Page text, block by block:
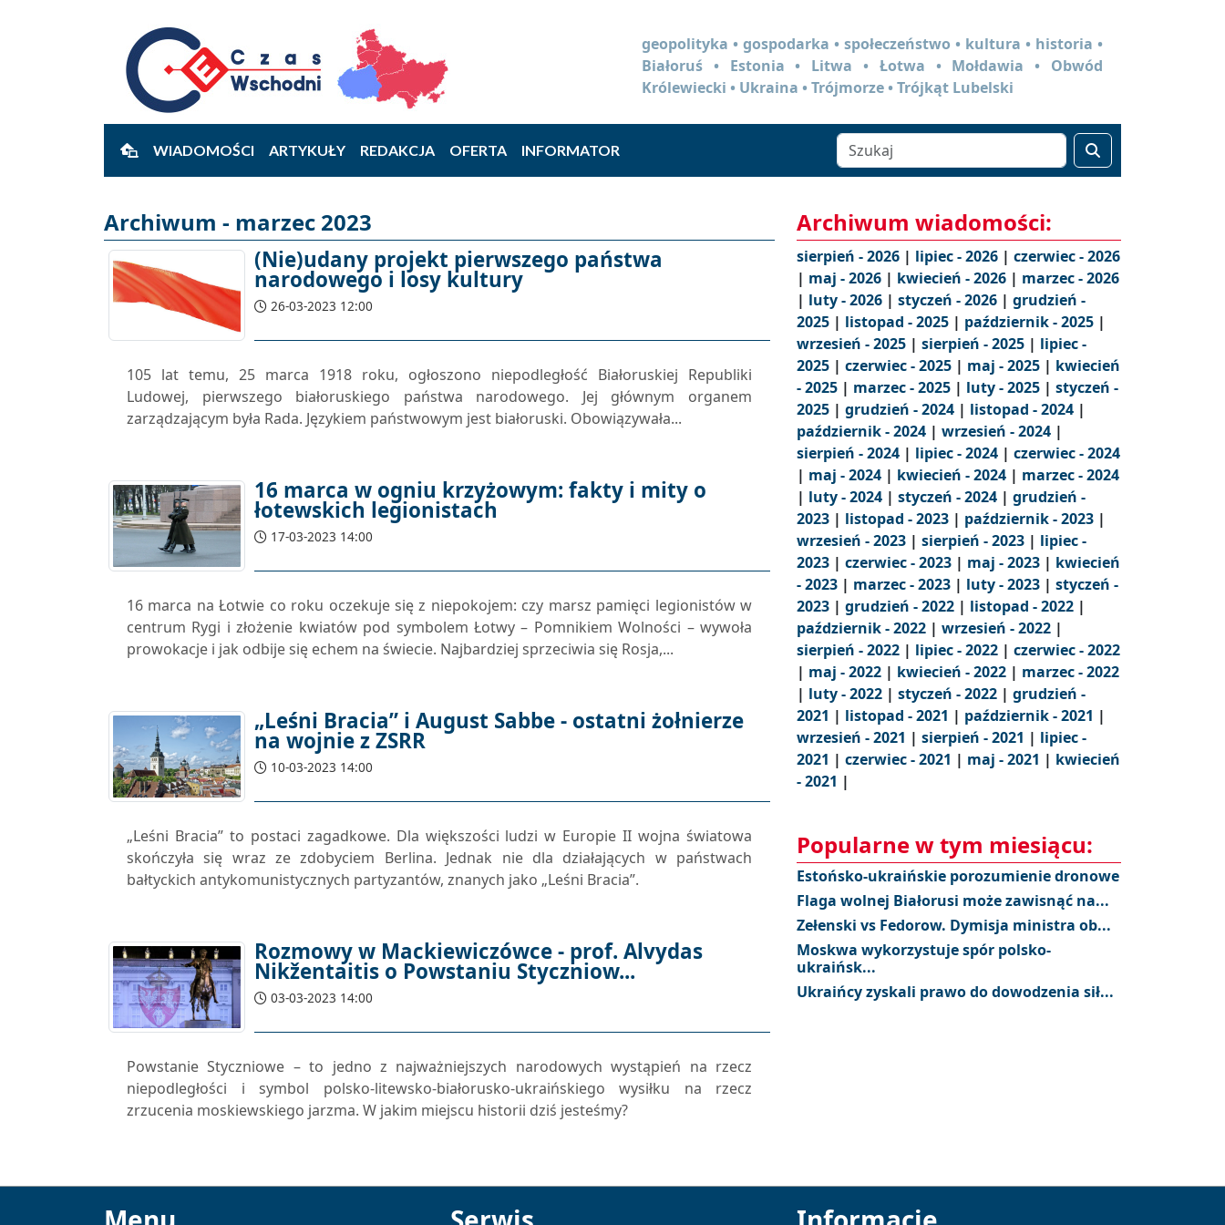
geopolityka • gospodarka • społeczeństwo • kultura • historia •
Białoruś • Estonia • Litwa • Łotwa • Mołdawia • Obwód
Królewiecki • Ukraina • Trójmorze • Trójkąt Lubelski
WIADOMOŚCI ARTYKUŁY REDAKCJA OFERTA INFORMATOR
Archiwum - marzec 2023
(Nie)udany projekt pierwszego państwa
narodowego i losy kultury
26-03-2023 12:00
105 lat temu, 25 marca 1918 roku, ogłoszono niepodległość Białoruskiej Republiki
Ludowej, pierwszego białoruskiego państwa narodowego. Jej głównym organem
zarządzającym była Rada. Językiem państwowym jest białoruski. Obowiązywała...
16 marca w ogniu krzyżowym: fakty i mity o
łotewskich legionistach
17-03-2023 14:00
16 marca na Łotwie co roku oczekuje się z niepokojem: czy marsz pamięci legionistów w
centrum Rygi i złożenie kwiatów pod symbolem Łotwy – Pomnikiem Wolności – wywoła
prowokacje i jak odbije się echem na świecie. Najbardziej sprzeciwia się Rosja,...
„Leśni Bracia” i August Sabbe - ostatni żołnierze
na wojnie z ZSRR
10-03-2023 14:00
„Leśni Bracia” to postaci zagadkowe. Dla większości ludzi w Europie II wojna światowa
skończyła się wraz ze zdobyciem Berlina. Jednak nie dla działających w państwach
bałtyckich antykomunistycznych partyzantów, znanych jako „Leśni Bracia”.
Rozmowy w Mackiewiczówce - prof. Alvydas
Nikžentaitis o Powstaniu Styczniow...
03-03-2023 14:00
Powstanie Styczniowe – to jedno z najważniejszych narodowych wystąpień na rzecz
niepodległości i symbol polsko-litewsko-białorusko-ukraińskiego wysiłku na rzecz
zrzucenia moskiewskiego jarzma. W jakim miejscu historii dziś jesteśmy?
Archiwum wiadomości:
sierpień - 2026 | lipiec - 2026 | czerwiec - 2026
| maj - 2026 | kwiecień - 2026 | marzec - 2026
| luty - 2026 | styczeń - 2026 | grudzień -
2025 | listopad - 2025 | październik - 2025 |
wrzesień - 2025 | sierpień - 2025 | lipiec -
2025 | czerwiec - 2025 | maj - 2025 | kwiecień
- 2025 | marzec - 2025 | luty - 2025 | styczeń -
2025 | grudzień - 2024 | listopad - 2024 |
październik - 2024 | wrzesień - 2024 |
sierpień - 2024 | lipiec - 2024 | czerwiec - 2024
| maj - 2024 | kwiecień - 2024 | marzec - 2024
| luty - 2024 | styczeń - 2024 | grudzień -
2023 | listopad - 2023 | październik - 2023 |
wrzesień - 2023 | sierpień - 2023 | lipiec -
2023 | czerwiec - 2023 | maj - 2023 | kwiecień
- 2023 | marzec - 2023 | luty - 2023 | styczeń -
2023 | grudzień - 2022 | listopad - 2022 |
październik - 2022 | wrzesień - 2022 |
sierpień - 2022 | lipiec - 2022 | czerwiec - 2022
| maj - 2022 | kwiecień - 2022 | marzec - 2022
| luty - 2022 | styczeń - 2022 | grudzień -
2021 | listopad - 2021 | październik - 2021 |
wrzesień - 2021 | sierpień - 2021 | lipiec -
2021 | czerwiec - 2021 | maj - 2021 | kwiecień
- 2021 |
Popularne w tym miesiącu:
Estońsko-ukraińskie porozumienie dronowe
Flaga wolnej Białorusi może zawisnąć na...
Zełenski vs Fedorow. Dymisja ministra ob...
Moskwa wykorzystuje spór polsko-
ukraińsk...
Ukraińcy zyskali prawo do dowodzenia sił...